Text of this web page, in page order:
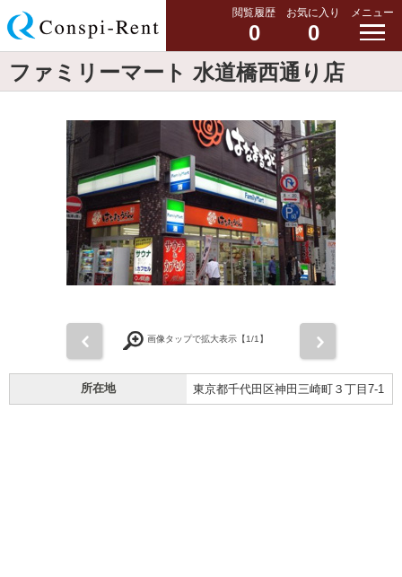
閲覧履歴
0
お気に入り
0
メニュー
ファミリーマート 水道橋西通り店
画像タップで拡大表示【1/1】
所在地 東京都千代田区神田三崎町３丁目7-1